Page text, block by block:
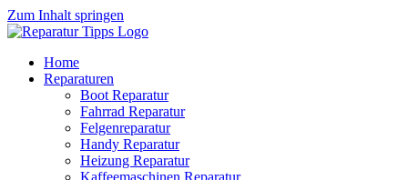
Zum Inhalt springen
Home
Reparaturen
Boot Reparatur
Fahrrad Reparatur
Felgenreparatur
Handy Reparatur
Heizung Reparatur
Kaffeemaschinen Reparatur